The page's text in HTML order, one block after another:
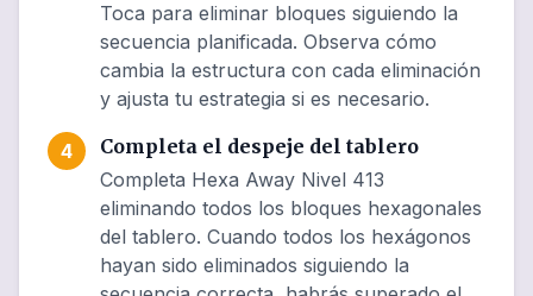
Toca para eliminar bloques siguiendo la
secuencia planificada. Observa cómo
cambia la estructura con cada eliminación
y ajusta tu estrategia si es necesario.
4
Completa el despeje del tablero
Completa Hexa Away Nivel 413
eliminando todos los bloques hexagonales
del tablero. Cuando todos los hexágonos
hayan sido eliminados siguiendo la